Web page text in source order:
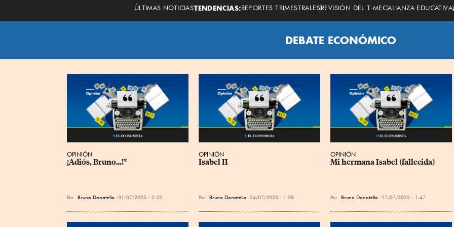
ÚLTIMAS NOTICIASTENDENCIAS:REPORTES TRIMESTRALESREVISIÓN DEL T-MECALIANZA EDUCATIVA
DEBATE ECONÓMICO
OPINIÓN
¡Adiós, Bruno…!*
Por Bruno Donatello 31/07/2025 - 2:22
OPINIÓN
Isabel II
Por Bruno Donatello 24/07/2025 - 1:28
OPINIÓN
Mi hermana Isabel (fallecida)
Por Bruno Donatello 17/07/2025 - 1:47